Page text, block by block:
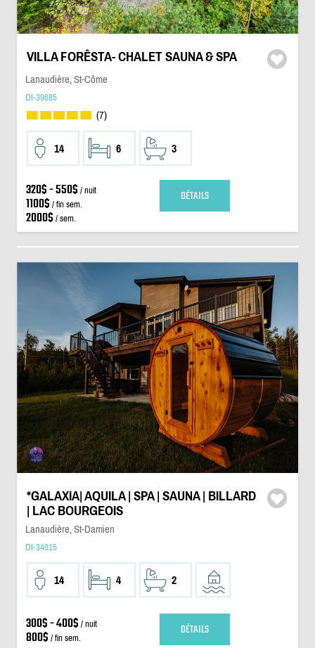
VILLA FORÊSTA- CHALET SAUNA & SPA
Lanaudière, St-Côme
DI-39685
(7)
14 6 3
320$ - 550$ / nuit
1100$ / fin sem.
2000$ / sem.
DÉTAILS
*GALAXIA| AQUILA | SPA | SAUNA | BILLARD
| LAC BOURGEOIS
Lanaudière, St-Damien
DI-34015
14 4 2
300$ - 400$ / nuit
800$ / fin sem. DÉTAILS